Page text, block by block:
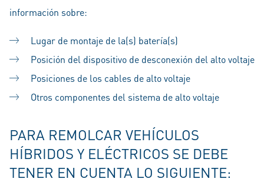
información sobre:
Lugar de montaje de la(s) batería(s)
Posición del dispositivo de desconexión del alto voltaje
Posiciones de los cables de alto voltaje
Otros componentes del sistema de alto voltaje
PARA REMOLCAR VEHÍCULOS
HÍBRIDOS Y ELÉCTRICOS SE DEBE
TENER EN CUENTA LO SIGUIENTE: